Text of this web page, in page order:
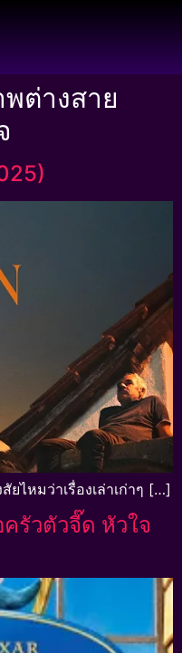
ต่างสาย
ยไหมว่าเรื่องเล่าเก่าๆ […]
รัวตัวจี๊ด หัวใจ